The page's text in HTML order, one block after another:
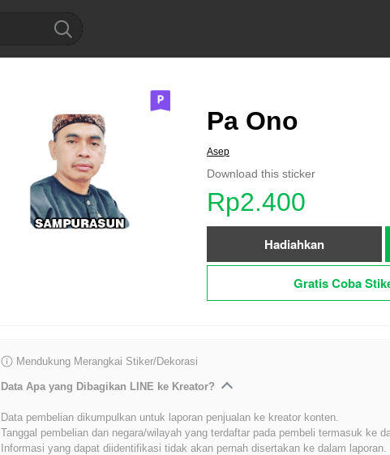
Pa Ono
Asep
Download this sticker
Rp2.400
Hadiahkan
Gratis Coba
Mendukung Merangkai Stiker/Dekorasi
Data Apa yang Dibagikan LINE ke Kreator?
Data pembelian dikumpulkan untuk laporan penjualan ke kreator konten.
Tanggal pembelian dan negara/wilayah yang terdaftar pada pembeli termasuk ke
Informasi yang dapat diidentifikasi tidak akan pernah disertakan ke dalam laporan.